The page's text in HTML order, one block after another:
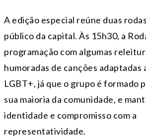
A edição especial reúne duas
público da capital. Às 15h30, a
programação com algumas
humoradas de canções adaptadas
LGBT+, já que o grupo é formado
sua maioria da comunidade, e
identidade e compromisso com a
representatividade.